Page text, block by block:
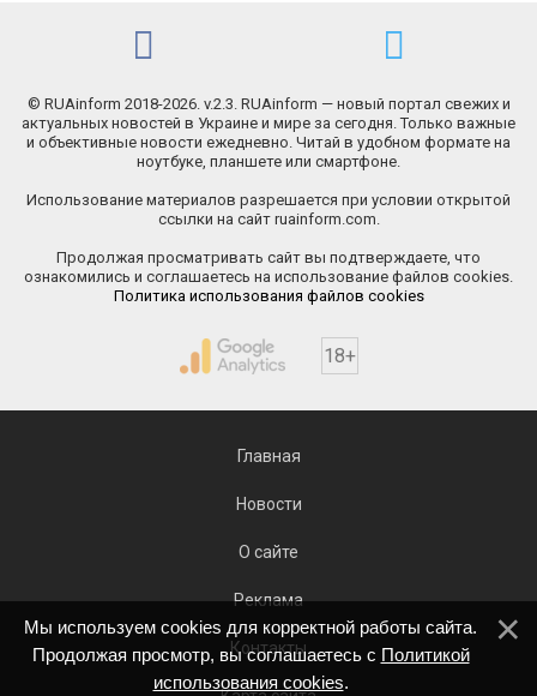
© RUAinform 2018-2026. v.2.3. RUAinform — новый портал свежих и
актуальных новостей в Украине и мире за сегодня. Только важные
и объективные новости ежедневно. Читай в удобном формате на
ноутбуке, планшете или смартфоне.
Использование материалов разрешается при условии открытой
ссылки на сайт ruainform.com.
Продолжая просматривать сайт вы подтверждаете, что
ознакомились и соглашаетесь на использование файлов cookies.
Политика использования файлов cookies
18+
Главная
Новости
О сайте
Реклама
Контакты
Мы используем cookies для корректной работы сайта.
Продолжая просмотр, вы соглашаетесь с Политикой
использования cookies.